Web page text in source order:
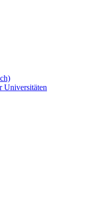
Universitäten